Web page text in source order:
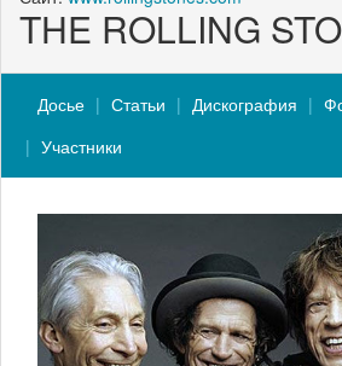
THE ROLLING
Досье Статьи Дискография
Участники